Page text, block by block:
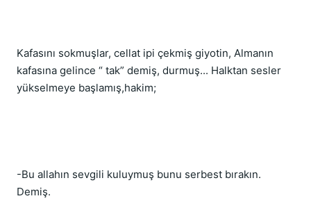
Kafasını sokmuşlar, cellat ipi çekmiş giyotin, Almanın
kafasına gelince “ tak” demiş, durmuş... Halktan sesler
yükselmeye başlamış,hakim;
-Bu allahın sevgili kuluymuş bunu serbest bırakın.
Demiş.